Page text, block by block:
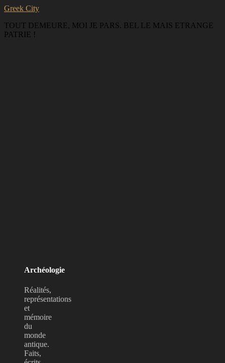
Greek City
TOUT DEMEURE, MOI JE PARS. BEL LE MAIS ETRANGE
PATRIE !
Archéologie
Réalités,
représentations
et
mémoire
du
monde
antique.
Faits,